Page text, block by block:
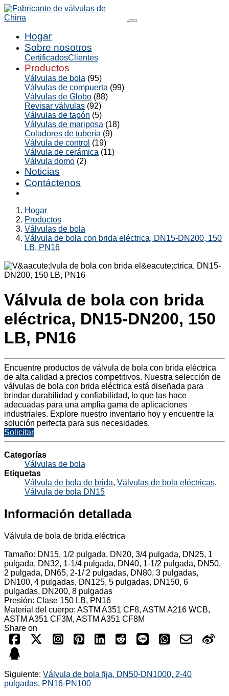
Hogar
Sobre nosotros
CertificadosClientes
Productos
Válvulas de bola (95)
Válvulas de compuerta (99)
Válvulas de Globo (88)
Revisar válvulas (92)
Válvulas de tapón (5)
Válvulas de mariposa (18)
Coladores de tubería (9)
Válvula de control (19)
Válvula de cerámica (11)
Válvula domo (2)
Noticias
Contáctenos
Hogar
Productos
Válvulas de bola
Válvula de bola con brida eléctrica, DN15-DN200, 150
LB, PN16
Válvula de bola con brida
eléctrica, DN15-DN200, 150
LB, PN16
Encuentre productos de válvula de bola con brida eléctrica
de alta calidad a precios competitivos. Nuestra selección de
válvulas de bola con brida eléctrica está diseñada para
brindar durabilidad y confiabilidad, lo que las hace
adecuadas para una amplia gama de aplicaciones
industriales. Explore nuestro inventario hoy y encuentre la
solución perfecta para sus necesidades.
Solicitar
Categorías
Válvulas de bola
Etiquetas
Válvula de bola de brida, Válvulas de bola eléctricas,
Válvula de bola DN15
Información detallada
Válvula de bola de brida eléctrica
Tamaño: DN15, 1/2 pulgada, DN20, 3/4 pulgada, DN25, 1
pulgada, DN32, 1-1/4 pulgada, DN40, 1-1/2 pulgada, DN50,
2 pulgada, DN65, 2-1/ 2 pulgadas, DN80, 3 pulgadas,
DN100, 4 pulgadas, DN125, 5 pulgadas, DN150, 6
pulgadas, DN200, 8 pulgadas
Presión: Clase 150 LB, PN16
Material del cuerpo: ASTM A351 CF8, ASTM A216 WCB,
ASTM A351 CF3M, ASTM A351 CF8M
Share on
Siguiente: Válvula de bola fija, DN50-DN1000, 2-40
pulgadas, PN16-PN100